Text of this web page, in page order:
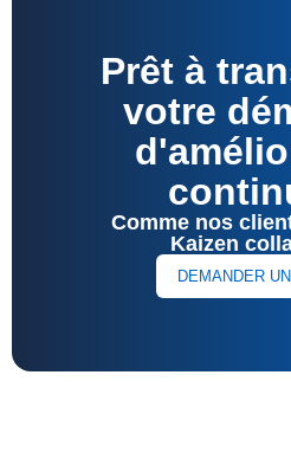
Prêt à
votre
Comme nos
Kaizen
DEMANDER